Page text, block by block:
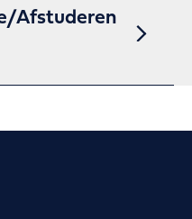
Afstuderen